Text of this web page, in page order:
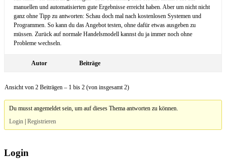
manuellen und automatisierten gute Ergebnisse erreicht haben. Aber um nicht nicht
ganz ohne Tipp zu antworten: Schau doch mal nach kostenlosen Systemen und
Programmen. So kann du das Angebot testen, ohne dafür etwas ausgeben zu
müssen. Zurück auf normale Handelsmodell kannst du ja immer noch ohne
Probleme wechseln.
Autor Beiträge
Ansicht von 2 Beiträgen – 1 bis 2 (von insgesamt 2)
Du musst angemeldet sein, um auf dieses Thema antworten zu können.
Login |Registrieren
Login